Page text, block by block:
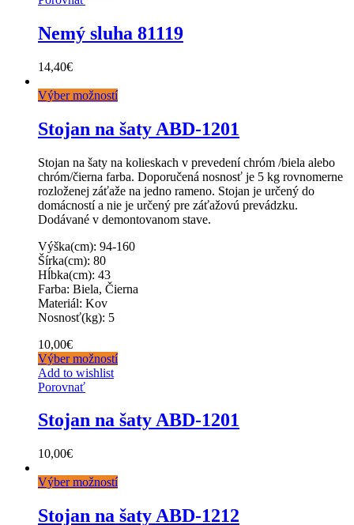
Nemý sluha 81119
14,40€
Výber možností
Stojan na šaty ABD-1201
Stojan na šaty na kolieskach v prevedení chróm /biela alebo
chróm/čierna farba. Doporučená nosnosť je 5 kg rovnomerne
rozloženej záťaže na jedno rameno. Stojan je určený do
domácností a nie je určený pre záťažovú prevádzku.
Dodávané v demontovanom stave.
Výška(cm): 94-160
Šírka(cm): 80
Hĺbka(cm): 43
Farba: Biela, Čierna
Materiál: Kov
Nosnosť(kg): 5
10,00€
Výber možností
Add to wishlist
Porovnať
Stojan na šaty ABD-1201
10,00€
Výber možností
Stojan na šaty ABD-1212